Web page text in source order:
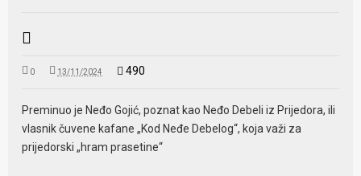
0 13/11/2024 490
Preminuo je Neđo Gojić, poznat kao Neđo Debeli iz Prijedora, ili
vlasnik čuvene kafane „Kod Neđe Debelog“, koja važi za
prijedorski „hram prasetine“